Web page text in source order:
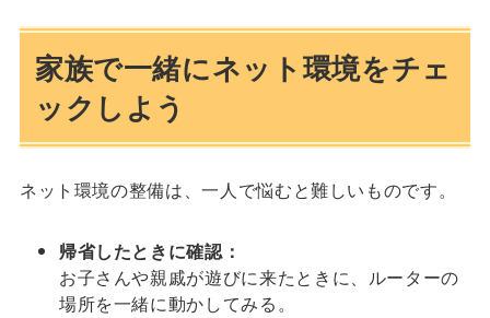
家族で一緒にネット環境をチェ
ックしよう
ネット環境の整備は、一人で悩むと難しいものです。
帰省したときに確認：
お子さんや親戚が遊びに来たときに、ルーターの
場所を一緒に動かしてみる。